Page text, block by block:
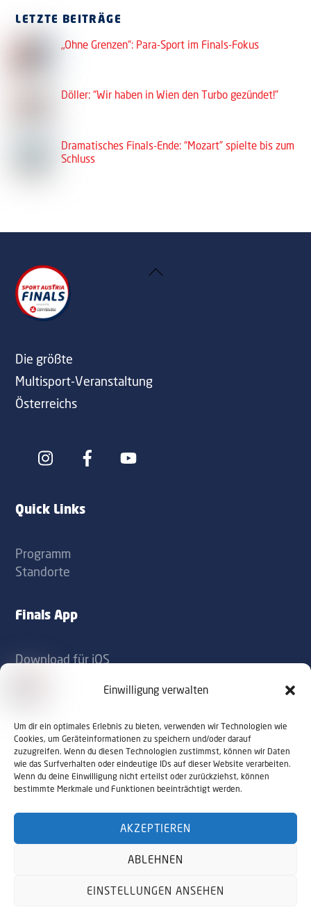
Einwilligung verwalten
Um dir ein optimales Erlebnis zu bieten, verwenden wir Technologien wie
Cookies, um Geräteinformationen zu speichern und/oder darauf
zuzugreifen. Wenn du diesen Technologien zustimmst, können wir Daten
wie das Surfverhalten oder eindeutige IDs auf dieser Website verarbeiten.
Wenn du deine Einwilligung nicht erteilst oder zurückziehst, können
bestimmte Merkmale und Funktionen beeinträchtigt werden.
AKZEPTIEREN
ABLEHNEN
EINSTELLUNGEN ANSEHEN
LETZTE BEITRÄGE
„Ohne Grenzen“: Para-Sport im Finals-Fokus
Döller: “Wir haben in Wien den Turbo gezündet!”
Dramatisches Finals-Ende: “Mozart” spielte bis zum
Schluss
Back
Die größte
Multisport-Veranstaltung
Österreichs
Icon
Icon
Quick Links
Programm
Standorte
Finals App
Download für iOS
Kontakt
office@sportaustriafinals.at
+43 1 504 44 55
© 2026 Sport Austria Finals. Alle Rechte
vorbehalten. Webdesign by